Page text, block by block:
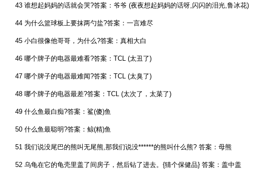
43 谁想起妈妈的话就会哭?答案：爷爷 (夜夜想起妈妈的话呀,闪闪的泪光,鲁冰花)
44 为什么篮球板上要抹两勺盐?答案：一言难尽
45 小白很像他哥哥，为什么?答案：真相大白
46 哪个牌子的电器最难看?答案：TCL (太丑了)
47 哪个牌子的电器最难闻?答案：TCL (太臭了)
48 哪个牌子的电器最差?答案：TCL (太次了，太菜了)
49 什么鱼最白痴?答案：鲨(傻)鱼
50 什么鱼最聪明?答案：鲸(精)鱼
51 我们说没尾巴的熊叫无尾熊,那我们说没******的熊叫什么熊? 答案：母熊
52 乌龟在它的龟壳里盖了间房子，然后钻了进去。{猜个保健品} 答案：盖中盖